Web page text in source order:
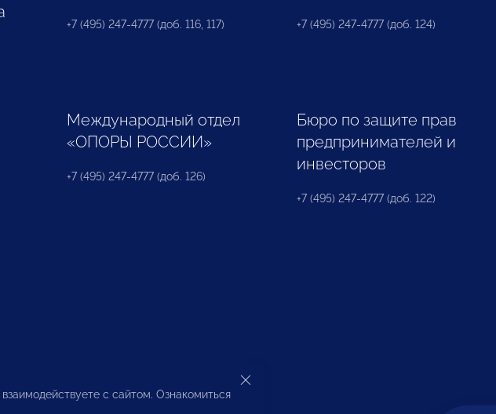
+7 (495) 247-4777 (доб. 116, 117) +7 (495) 247-4777 (доб. 124)
Международный отдел
«ОПОРЫ РОССИИ»
+7 (495) 247-4777 (доб. 126)
Бюро по защите прав
предпринимателей и
инвесторов
+7 (495) 247-4777 (доб. 122)
с сайтом. Ознакомиться